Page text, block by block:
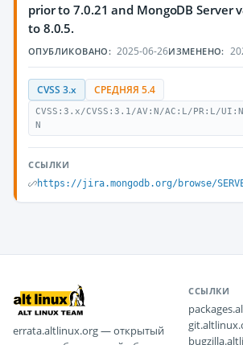
prior to 7.0.21 and MongoDB Server
to 8.0.5.
ОПУБЛИКОВАНО: 2025-06-26ИЗМЕНЕНО:
CVSS 3.x СРЕДНЯЯ 5.4
CVSS:3.x/CVSS:3.1/AV:N/AC:L/PR:L/
N
ССЫЛКИ
https://jira.mongodb.org/browse/
errata.altlinux.org — открытый
ССЫЛКИ